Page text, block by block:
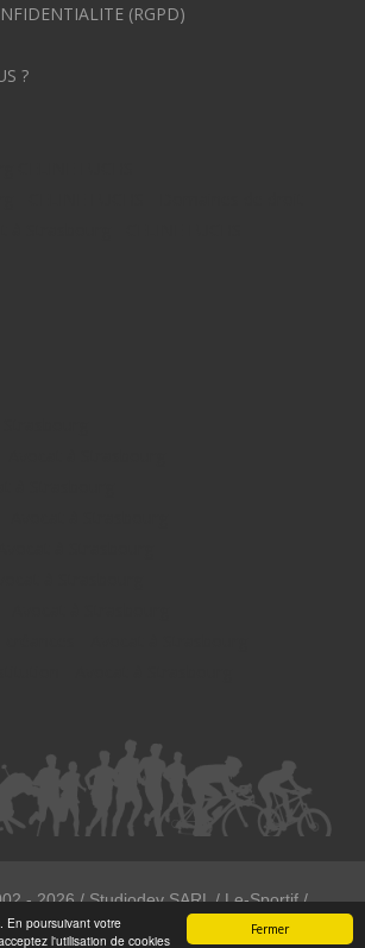
Fermer
En poursuivant votre
l'utilisation de cookies
(RGPD)
?
- 2026/ Studiodev SARL / Le-Sportif /
Registration4all